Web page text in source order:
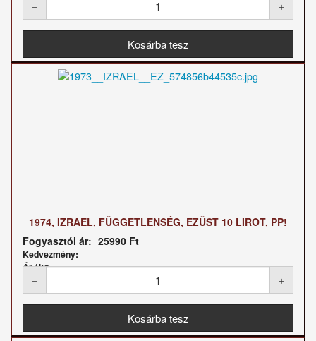
1974, IZRAEL, FÜGGETLENSÉG, EZÜST 10 LIROT, PP!
Fogyasztói ár: 25990 Ft
Kedvezmény:
Ár / kg: